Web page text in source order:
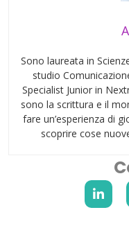
Sono laureata in
studio
Specialist Junior in
sono la scrittura e il
fare un’esperienza di
scoprire cose